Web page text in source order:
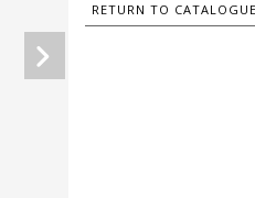
RETURN TO CATALOGUE